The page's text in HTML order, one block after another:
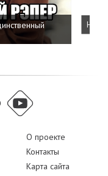
О проекте
Контакты
Карта сайта